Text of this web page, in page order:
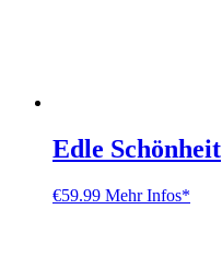
Edle Schönheit
€59.99 Mehr Infos*